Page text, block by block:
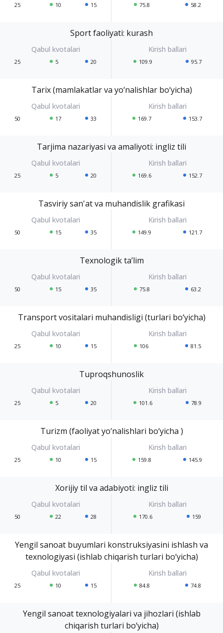
25 10 15 75.8 58.2
Sport faoliyati: kurash
25 5 20 109.9 95.7
Tarix (mamlakatlar va yo‘nalishlar bo‘yicha)
50 17 33 169.7 153.7
Tarjima nazariyasi va amaliyoti: ingliz tili
25 5 20 169.6 152.7
Tasviriy san'at va muhandislik grafikasi
50 15 35 149.9 121.7
Texnologik ta’lim
50 15 35 75.8 63.2
Transport vositalari muhandisligi (turlari bo‘yicha)
25 10 15 106 81.5
Tuproqshunoslik
25 5 20 101.6 78.9
Turizm (faoliyat yo‘nalishlari bo‘yicha )
25 10 15 159.8 145.9
Xorijiy til va adabiyoti: ingliz tili
50 22 28 170.6 159
Yengil sanoat buyumlari konstruksiyasini ishlash va
texnologiyasi (ishlab chiqarish turlari bo‘yicha)
25 10 15 84.8 74.8
Yengil sanoat texnologiyalari va jihozlari (ishlab
chiqarish turlari bo‘yicha)